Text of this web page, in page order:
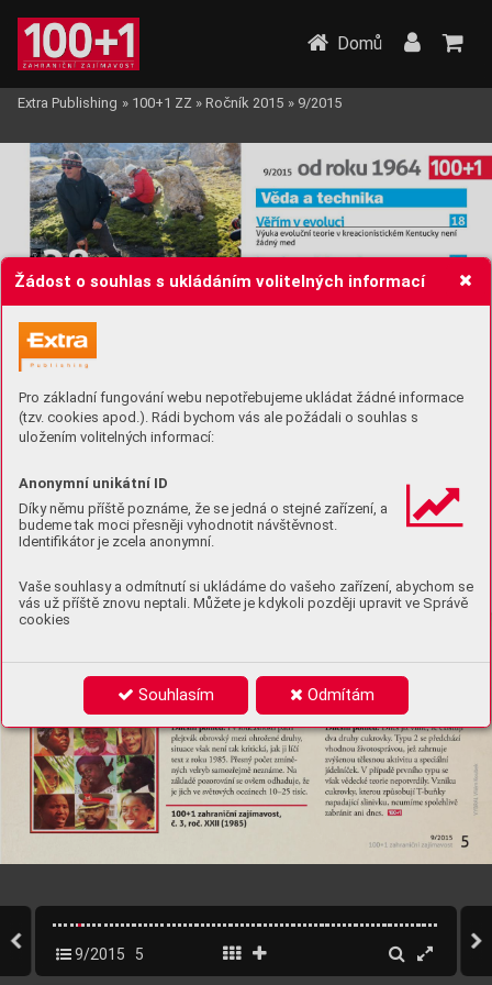
Žádost o souhlas s ukládáním volitelných informací
Pro základní fungování webu nepotřebujeme ukládat žádné informace
(tzv. cookies apod.). Rádi bychom vás ale požádali o souhlas s
uložením volitelných informací:
Anonymní unikátní ID
Díky němu příště poznáme, že se jedná o stejné zařízení, a
budeme tak moci přesněji vyhodnotit návštěvnost.
Identifikátor je zcela anonymní.
Vaše souhlasy a odmítnutí si ukládáme do vašeho zařízení, abychom se
vás už příště znovu neptali. Můžete je kdykoli později upravit ve Správě
cookies
Souhlasím Odmítám
Domů
Extra Publishing » 100+1 ZZ » Ročník 2015 » 9/2015
9/2015 5